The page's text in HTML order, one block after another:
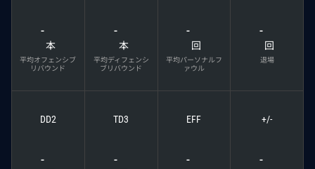
-
本
平均オフェンシブ
リバウンド
-
本
平均ディフェンシ
ブリバウンド
-
回
平均パーソナルフ
ァウル
-
回
退場
DD2
-
TD3
-
EFF
-
+/-
-